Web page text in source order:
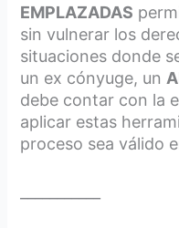
EMPLAZADAS
sin vulnerar los
situaciones donde
un ex cónyuge, un
debe contar con la
aplicar estas
proceso sea válido